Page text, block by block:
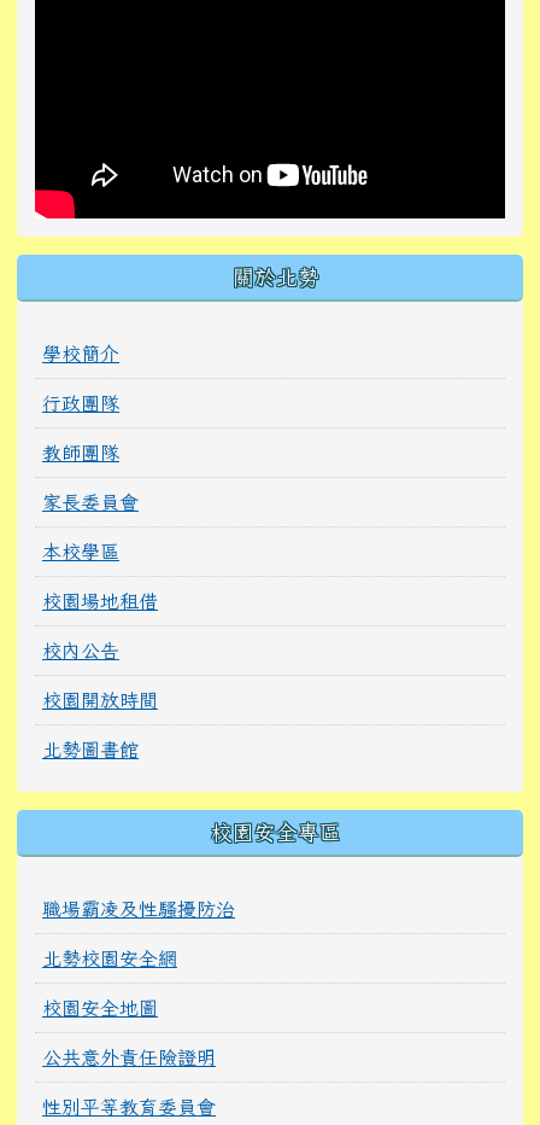
關於北勢
學校簡介
行政團隊
教師團隊
家長委員會
本校學區
校園場地租借
校內公告
校園開放時間
北勢圖書館
校園安全專區
職場霸凌及性騷擾防治
北勢校園安全網
校園安全地圖
公共意外責任險證明
性別平等教育委員會